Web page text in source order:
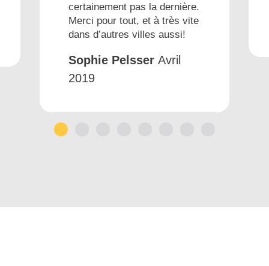
certainement pas la dernière.
Merci pour tout, et à très vite
dans d’autres villes aussi!
Sophie Pelsser Avril
2019